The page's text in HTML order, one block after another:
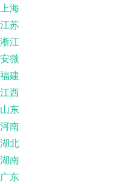
上海
江苏
淅江
安微
福建
江西
山东
河南
湖北
湖南
广东